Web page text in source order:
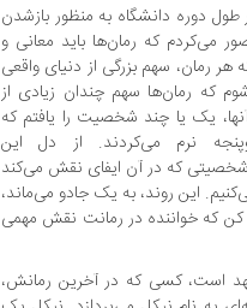
دوره‌ دانشگاه به منظور بازشدن
می‌کردم که رمان‌ها باید معانی و
رمان، سهم بزرگی از دنیای واقعی
که رمان‌ها سهم چندان زیادی از
یک یا چند شخصیت را یافتم که
نرم می‌کردند. از دل این
که در آن ایفای نقش می‌کند
این روند، به یک جادو می‌ماند،
کن که خواننده در رمانت نقش مهمی
است، کسی که در آخرین رمانش،